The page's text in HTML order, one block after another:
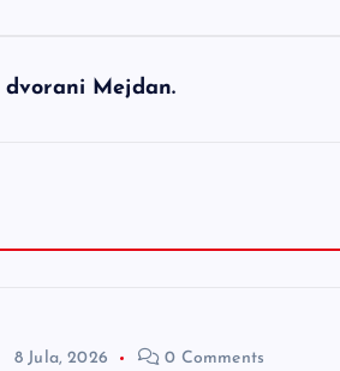
Mejdan.
8 Jula, 2026 0 Comments